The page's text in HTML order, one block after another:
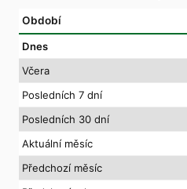
Období
Dnes
Včera
Posledních 7 dní
Posledních 30 dní
Aktuální měsíc
Předchozí měsíc